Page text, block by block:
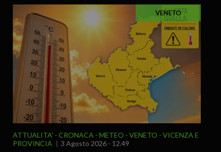
VENETO
ATTUALITA' CRONACA METEO VENETO
VICENZA E
PROVINCIA
3 Agosto 2026 - 12.49